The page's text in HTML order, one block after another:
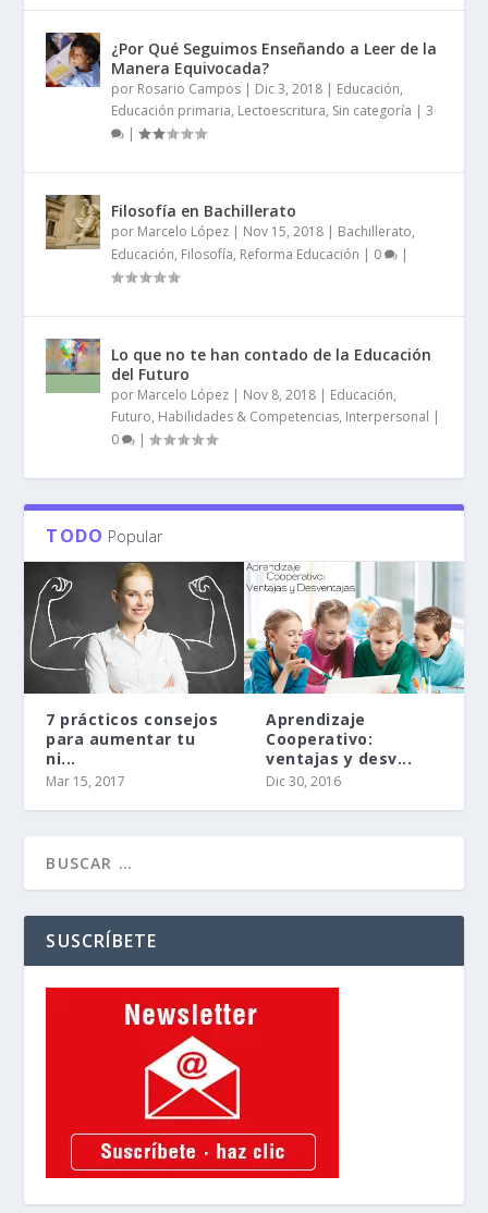
¿Por Qué Seguimos Enseñando a Leer de la
Manera Equivocada?
por Rosario Campos | Dic 3, 2018 | Educación,
Educación primaria, Lectoescritura, Sin categoría |3
|
Filosofía en Bachillerato
por Marcelo López | Nov 15, 2018 | Bachillerato,
Educación, Filosofía, Reforma Educación | 0 |
Lo que no te han contado de la Educación
del Futuro
por Marcelo López | Nov 8, 2018 | Educación,
Futuro, Habilidades & Competencias, Interpersonal |
0
|
TODO Popular
7 prácticos consejos
para aumentar tu
ni...
Mar 15, 2017
Aprendizaje
Cooperativo:
ventajas y desv...
Dic 30, 2016
SUSCRÍBETE